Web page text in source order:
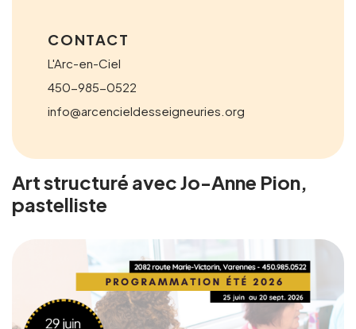
CONTACT
L'Arc-en-Ciel
450-985-0522
info@arcencieldesseigneuries.org
Art structuré avec Jo-Anne Pion,
pastelliste